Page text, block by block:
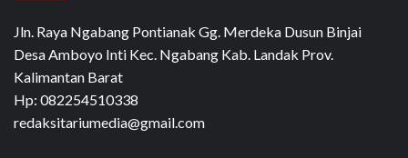
Jln. Raya Ngabang Pontianak Gg. Merdeka Dusun Binjai
Desa Amboyo Inti Kec. Ngabang Kab. Landak Prov.
Kalimantan Barat
Hp: 082254510338
redaksitariumedia@gmail.com